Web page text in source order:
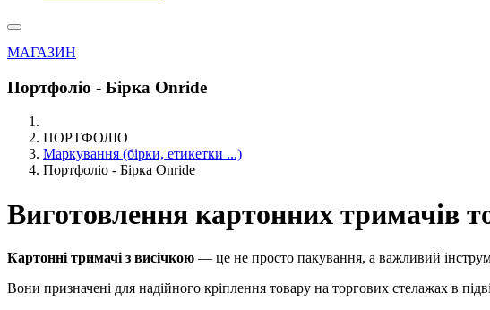
МАГАЗИН
Портфоліо - Бірка Onride
ПОРТФОЛІО
Маркування (бірки, етикетки ...)
Портфоліо - Бірка Onride
Виготовлення картонних тримачів
Картонні тримачі з висічкою — це не просто пакування, а важливий
Вони призначені для надійного кріплення товару на торгових стелажах в